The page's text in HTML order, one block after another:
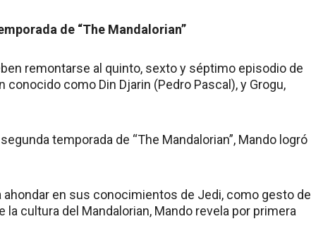
de “The Mandalorian”
remontarse al quinto, sexto y séptimo episodio de
como Din Djarin (Pedro Pascal), y Grogu,
temporada de “The Mandalorian”, Mando logró
en sus conocimientos de Jedi, como gesto de
cultura del Mandalorian, Mando revela por primera